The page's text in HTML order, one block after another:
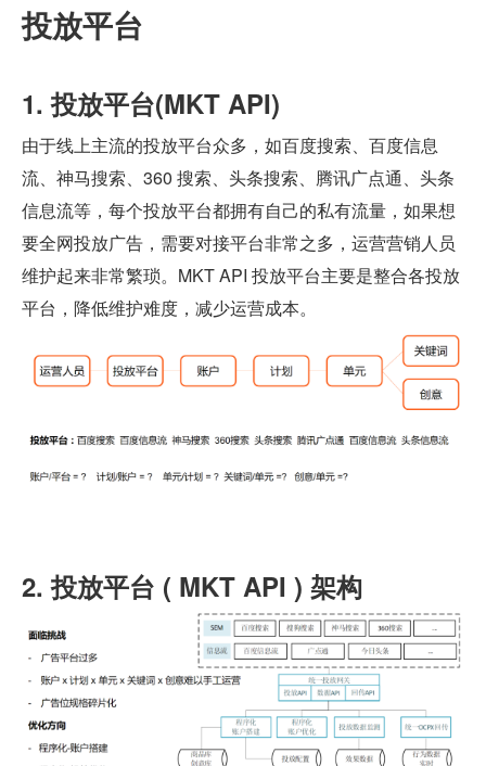
投放平台
1. 投放平台(MKT API)
由于线上主流的投放平台众多，如百度搜索、百度信息
流、神马搜索、360 搜索、头条搜索、腾讯广点通、头条
信息流等，每个投放平台都拥有自己的私有流量，如果想
要全网投放广告，需要对接平台非常之多，运营营销人员
维护起来非常繁琐。MKT API 投放平台主要是整合各投放
平台，降低维护难度，减少运营成本。
2. 投放平台 ( MKT API ) 架构